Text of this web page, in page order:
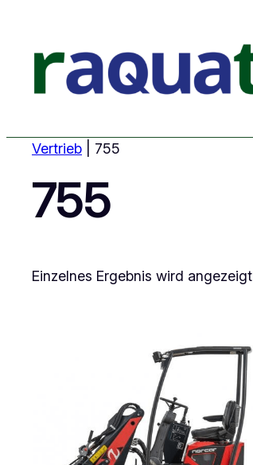
Vertrieb 755
755
Einzelnes Ergebnis wird angezeigt